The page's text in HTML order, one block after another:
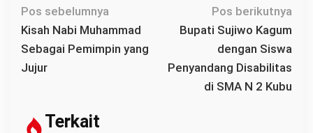
N
a
v
i
s
Pos sebelumnya
Kisah Nabi Muhammad
Sebagai Pemimpin yang
Jujur
Pos berikutnya
Bupati Sujiwo Kagum
dengan Siswa
Penyandang Disabilitas
di SMA N 2 Kubu
Terkait